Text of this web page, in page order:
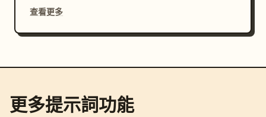
查看更多
更多提示詞功能